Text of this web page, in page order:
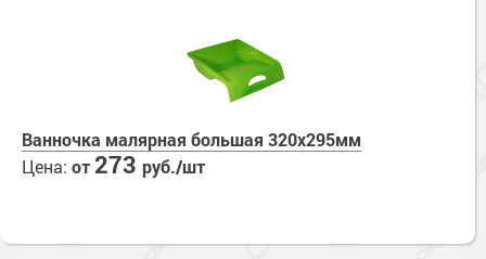
Ванночка малярная большая 320х295мм
Цена: от273 руб./шт